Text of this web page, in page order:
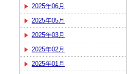
2025年06月
2025年05月
2025年03月
2025年02月
2025年01月